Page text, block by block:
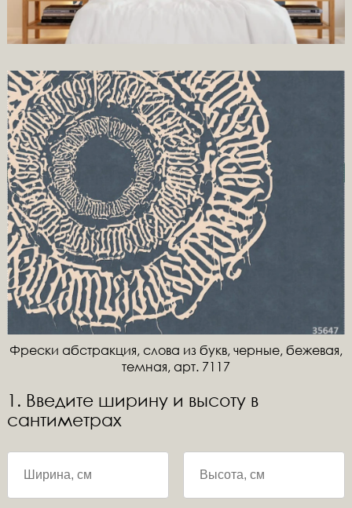
Фрески абстракция, слова из букв, черные, бежевая,
темная, арт. 7117
1. Введите ширину и высоту в
сантиметрах